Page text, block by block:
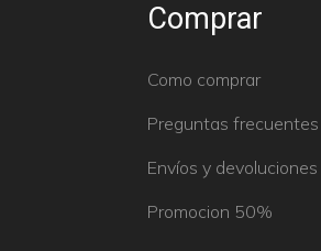
Comprar
Como comprar
Preguntas frecuentes
Envíos y devoluciones
Promocion 50%